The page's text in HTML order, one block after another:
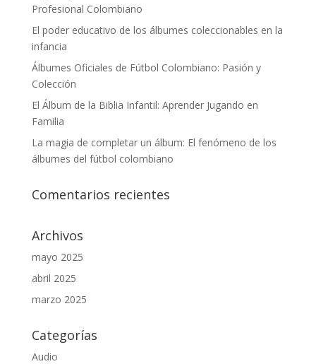
Profesional Colombiano
El poder educativo de los álbumes coleccionables en la
infancia
Álbumes Oficiales de Fútbol Colombiano: Pasión y
Colección
El Álbum de la Biblia Infantil: Aprender Jugando en
Familia
La magia de completar un álbum: El fenómeno de los
álbumes del fútbol colombiano
Comentarios recientes
Archivos
mayo 2025
abril 2025
marzo 2025
Categorías
Audio